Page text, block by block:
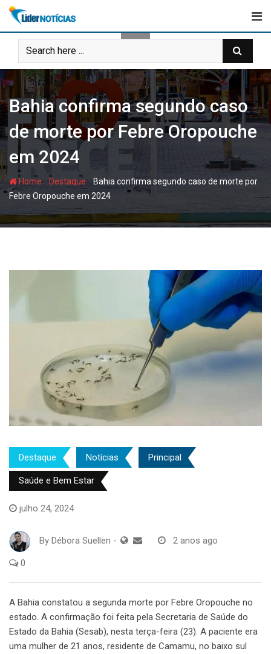
Skip
content
Bahia confirma segundo caso
de morte por Febre Oropouche
em 2024
Home - Destaque - Bahia confirma segundo caso de morte por
Febre Oropouche em 2024
Destaque Notícias Principal
Saúde e Bem Estar
julho 24, 2024
By Débora Suellen - 2 anos ago
0
A Bahia constatou a segunda morte por Febre Oropouche no
estado. A confirmação foi feita pela Secretaria de Saúde do
Estado da Bahia (Sesab), nesta terça-feira (23). A paciente era
uma mulher de 21 anos, residente de Camamu, no baixo sul